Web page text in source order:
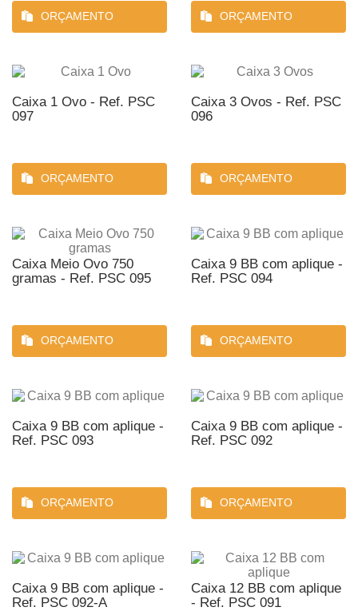
ORÇAMENTO ORÇAMENTO
Caixa 1 Ovo - Ref. PSC
097
ORÇAMENTO
Caixa 3 Ovos - Ref. PSC
096
ORÇAMENTO
Caixa Meio Ovo 750
gramas - Ref. PSC 095
ORÇAMENTO
Caixa 9 BB com aplique -
Ref. PSC 094
ORÇAMENTO
Caixa 9 BB com aplique -
Ref. PSC 093
ORÇAMENTO
Caixa 9 BB com aplique -
Ref. PSC 092
ORÇAMENTO
Caixa 9 BB com aplique -
Ref. PSC 092-A
Caixa 12 BB com aplique
- Ref. PSC 091